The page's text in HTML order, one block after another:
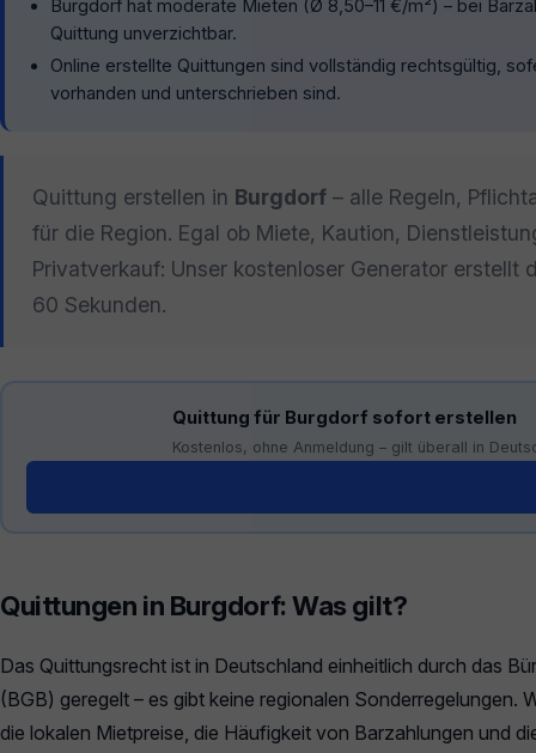
Burgdorf hat moderate Mieten (Ø 8,50–11 €/m²) – bei
Quittung unverzichtbar.
Online erstellte Quittungen sind vollständig rechtsgültig,
vorhanden und unterschrieben sind.
Quittung erstellen in Burgdorf – alle Regeln,
für die Region. Egal ob Miete, Kaution,
Privatverkauf: Unser kostenloser Generator erstellt
60 Sekunden.
Quittung für Burgdorf sofort erstellen
Kostenlos, ohne Anmeldung – gilt überall in
Quittungen in Burgdorf: Was gilt?
Das Quittungsrecht ist in Deutschland einheitlich durch das
(BGB) geregelt – es gibt keine regionalen Sonderregelungen.
die lokalen Mietpreise, die Häufigkeit von Barzahlungen und